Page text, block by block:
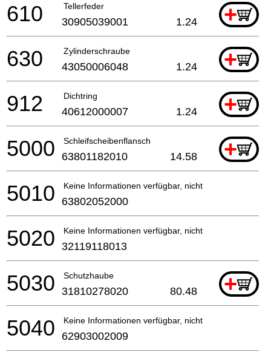
Tellerfeder +
610 30905039001 1.24
Zylinderschraube +
630 43050006048 1.24
Dichtring +
912 40612000007 1.24
Schleifscheibenflansch +
5000 63801182010 14.58
Keine Informationen verfügbar, nicht bestellbar
5010 63802052000
Keine Informationen verfügbar, nicht bestellbar
5020 32119118013
Schutzhaube +
5030 31810278020 80.48
Keine Informationen verfügbar, nicht bestellbar
5040 62903002009